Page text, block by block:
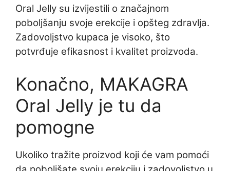
Oral Jelly su izvijestili o značajnom
poboljšanju svoje erekcije i opšteg zdravlja.
Zadovoljstvo kupaca je visoko, što
potvrđuje efikasnost i kvalitet proizvoda.
Konačno, MAKAGRA
Oral Jelly je tu da
pomogne
Ukoliko tražite proizvod koji će vam pomoći